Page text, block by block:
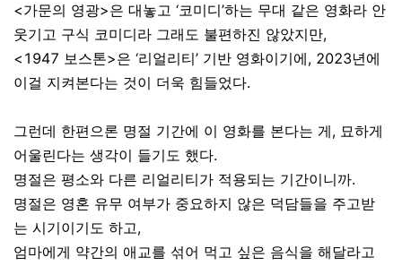
<가문의 영광>은 대놓고 ‘코미디’하는 무대 같은 영화라 안
웃기고 구식 코미디라 그래도 불편하진 않았지만,
<1947 보스톤>은 ‘리얼리티’ 기반 영화이기에, 2023년에
이걸 지켜본다는 것이 더욱 힘들었다.
그런데 한편으론 명절 기간에 이 영화를 본다는 게, 묘하게
어울린다는 생각이 들기도 했다.
명절은 평소와 다른 리얼리티가 적용되는 기간이니까.
명절은 영혼 유무 여부가 중요하지 않은 덕담들을 주고받
는 시기이기도 하고,
엄마에게 약간의 애교를 섞어 먹고 싶은 음식을 해달라고